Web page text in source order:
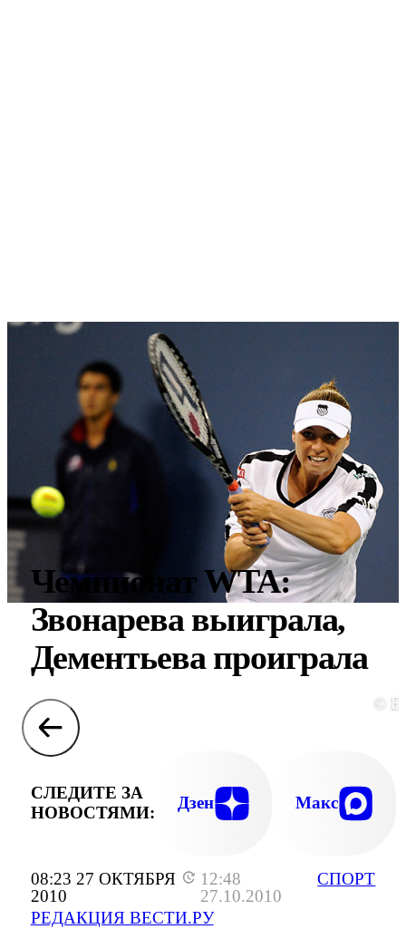
08:23 27 ОКТЯБРЯ
2010
12:48
27.10.2010
РЕДАКЦИЯ ВЕСТИ.РУ
СПОРТ
Чемпионат WTA:
Звонарева выиграла,
Дементьева проиграла
©
СЛЕДИТЕ ЗА
НОВОСТЯМИ:
Дзен Макс